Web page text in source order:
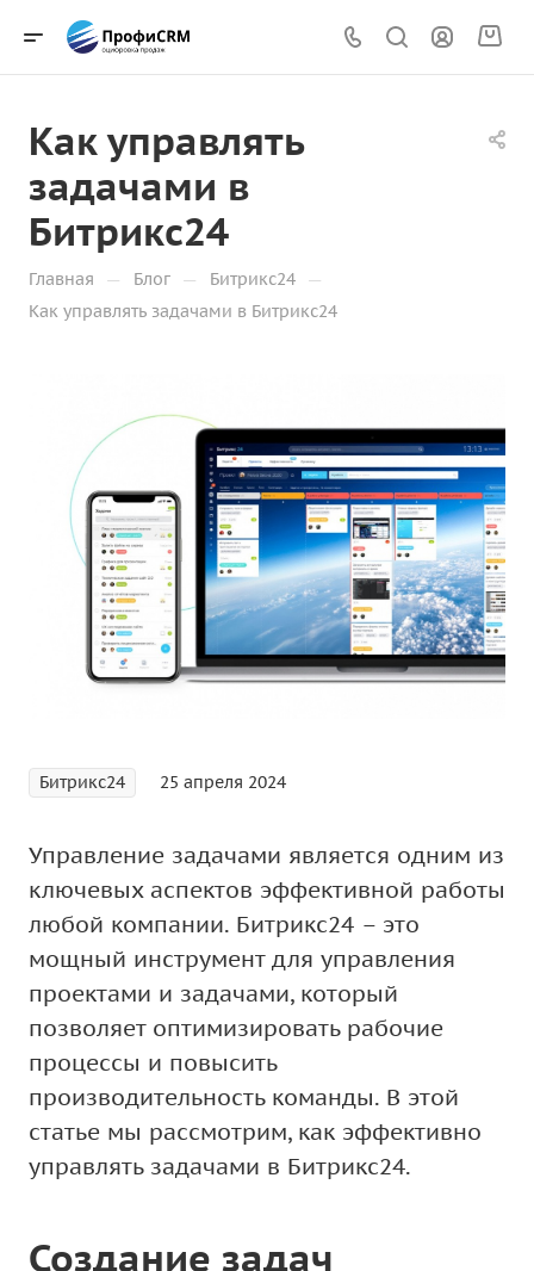
Как управлять
задачами в
Битрикс24
Главная — Блог — Битрикс24 —
Как управлять задачами в Битрикс24
Битрикс24 25 апреля 2024
Управление задачами является одним из
ключевых аспектов эффективной работы
любой компании. Битрикс24 – это
мощный инструмент для управления
проектами и задачами, который
позволяет оптимизировать рабочие
процессы и повысить
производительность команды. В этой
статье мы рассмотрим, как эффективно
управлять задачами в Битрикс24.
Создание задач